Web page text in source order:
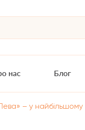
нас Блог
– у найбільшому